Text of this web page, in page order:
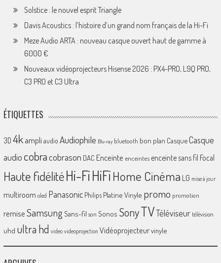
Solstice : le nouvel esprit Triangle
Davis Acoustics : l’histoire d’un grand nom français de la Hi-Fi
Meze Audio ARTA : nouveau casque ouvert haut de gamme à
6000 €
Nouveaux vidéoprojecteurs Hisense 2026 : PX4-PRO, L9Q PRO,
C3 PRO et C3 Ultra
ÉTIQUETTES
3D 4k ampliaudio Audiophile Blu-ray bluetooth bon plan CasqueCasque
audio cobracobrason DAC Enceinte enceintes enceinte sans fil Focal
Haute fidélitéHi-FiHiFiHome Cinéma LG mise à jour
multiroom oled Panasonic Philips Platine Vinyle promo promotion
remiseSamsungSans-fil son Sonos SonyTVTéléviseur télévision
uhd ultra hd video videoprojection Vidéoprojecteurvinyle